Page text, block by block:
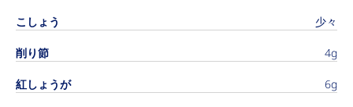
こしょう
少々
削り節
4g
紅しょうが
6g